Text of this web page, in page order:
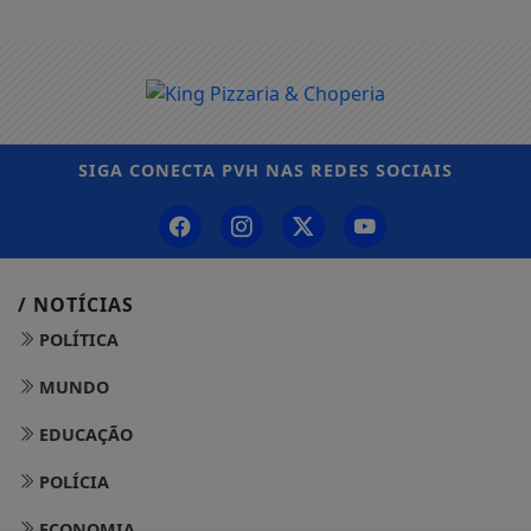
SIGA CONECTA PVH NAS REDES SOCIAIS
/ NOTÍCIAS
POLÍTICA
MUNDO
EDUCAÇÃO
POLÍCIA